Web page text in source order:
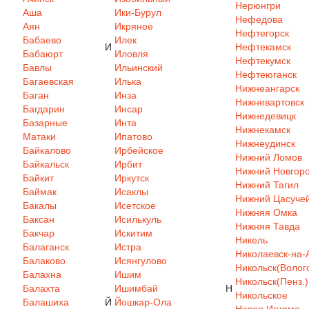
Аша
Аян
Бабаево
Бабаюрт
Бавлы
Багаевская
Баган
Багдарин
Базарные
Матаки
Байкалово
Байкальск
Байкит
Баймак
Бакалы
Баксан
Бакчар
Балаганск
Балаково
Балахна
Балахта
Балашиха
И
Ики-Бурул
Икряное
Илек
Иловля
Ильинский
Илька
Инза
Инсар
Инта
Ипатово
Ирбейское
Ирбит
Иркутск
Исаклы
Исетское
Исилькуль
Искитим
Истра
Исянгулово
Ишим
Ишимбай
Й Йошкар-Ола
Н
Нерюнгри
Нефедова
Нефтегорск
Нефтекамск
Нефтекумск
Нефтеюганск
Нижнеангарск
Нижневартовск
Нижнедевицк
Нижнекамск
Нижнеудинск
Нижний Ломов
Нижний
Нижний Тагил
Нижний
Нижняя Омка
Нижняя Тавда
Никель
Николаевск-
Никольск(Пенз.)
Никольское